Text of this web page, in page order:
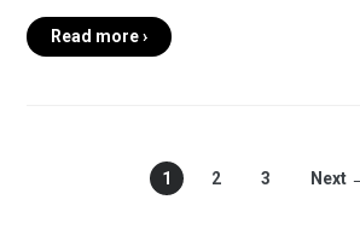
Read more ›
1 2 3 Next